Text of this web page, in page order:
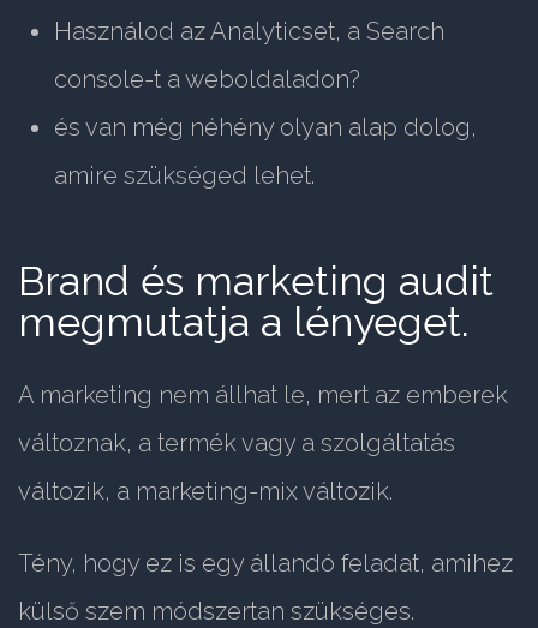
Használod az Analyticset, a Search
console-t a weboldaladon?
és van még néhény olyan alap dolog,
amire szükséged lehet.
Brand és marketing audit
megmutatja a lényeget.
A marketing nem állhat le, mert az emberek
változnak, a termék vagy a szolgáltatás
változik, a marketing-mix változik.
Tény, hogy ez is egy állandó feladat, amihez
külső szem módszertan szükséges.